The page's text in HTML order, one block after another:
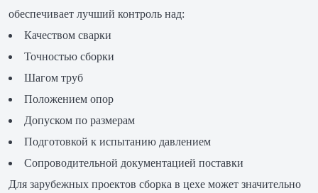
обеспечивает лучший контроль над:
Качеством сварки
Точностью сборки
Шагом труб
Положением опор
Допуском по размерам
Подготовкой к испытанию давлением
Сопроводительной документацией поставки
Для зарубежных проектов сборка в цехе может значительно